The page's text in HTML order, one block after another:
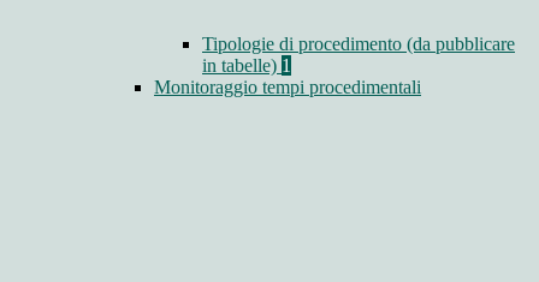
Tipologie di procedimento (da pubblicare
in tabelle) 1
Monitoraggio tempi procedimentali